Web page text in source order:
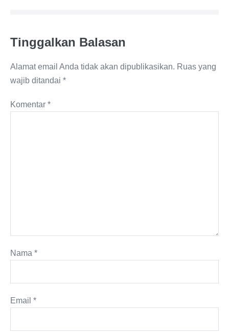
Tinggalkan Balasan
Alamat email Anda tidak akan dipublikasikan. Ruas yang
wajib ditandai *
Komentar *
Nama *
Email *